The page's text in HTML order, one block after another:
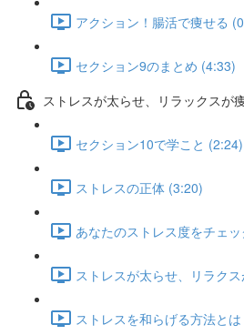
アクション！腸活で痩せる
セクション9のまとめ (4:33)
ストレスが太らせ、リラックスが
セクション10で学こと (2:24)
ストレスの正体 (3:20)
あなたのストレス度をチェ
ストレスが太らせ、リラク
ストレスを和らげる方法と